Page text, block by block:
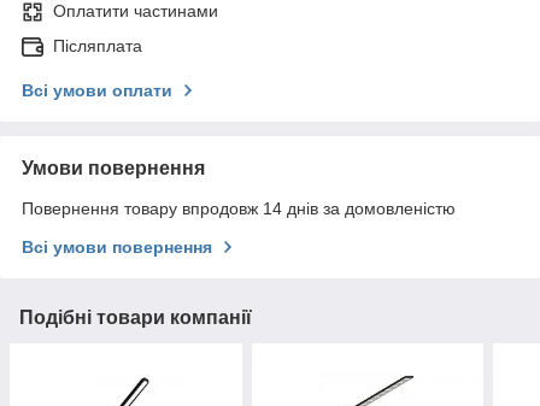
Оплатити частинами
Післяплата
Всі умови оплати
Умови повернення
Повернення товару впродовж 14 днів за домовленістю
Всі умови повернення
Подібні товари компанії